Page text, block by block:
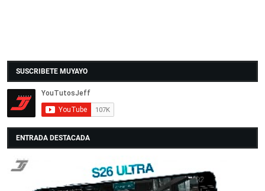
SUSCRIBETE MUYAYO
ENTRADA DESTACADA